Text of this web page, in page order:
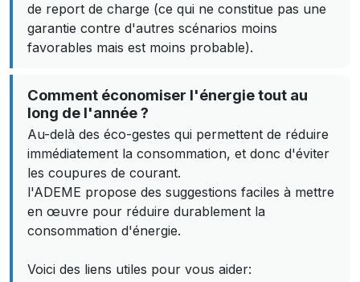
de report de charge (ce qui ne constitue pas une
garantie contre d'autres scénarios moins
favorables mais est moins probable).
Comment économiser l'énergie tout au
long de l'année ?
Au-delà des éco-gestes qui permettent de réduire
immédiatement la consommation, et donc d'éviter
les coupures de courant.
l'ADEME propose des suggestions faciles à mettre
en œuvre pour réduire durablement la
consommation d'énergie.
Voici des liens utiles pour vous aider: